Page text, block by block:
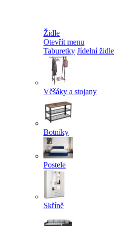
Židle
Otevřít menu
Taburetky Jídelní židle
Věšáky a stojany
Botníky
Postele
Skříně